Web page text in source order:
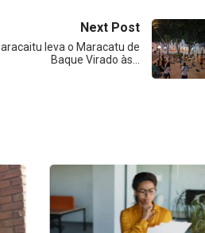
Next Post
leva o Maracatu de
Baque Virado às…